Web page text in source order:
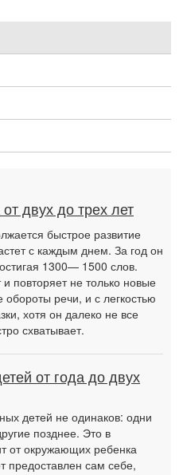
двух до трех лет
быстрое развитие
с каждым днем. За год он
1300— 1500 слов.
повторяет не только новые
речи, и с легкостью
хотя он далеко не все
схватывает.
от года до двух
детей не одинаков: одни
позднее. Это в
от окружающих ребенка
предоставлен сам себе,